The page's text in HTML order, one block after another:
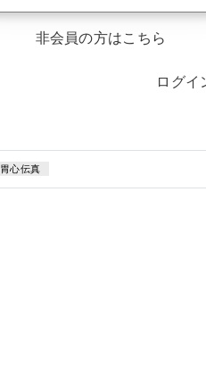
非会員の方はこちら
ログイ
胃心伝真